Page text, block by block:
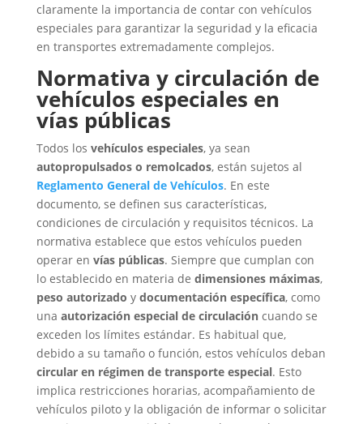
claramente la importancia de contar con vehículos
especiales para garantizar la seguridad y la eficacia
en transportes extremadamente complejos.
Normativa y circulación de
vehículos especiales en
vías públicas
Todos los vehículos especiales, ya sean
autopropulsados o remolcados, están sujetos al
Reglamento General de Vehículos. En este
documento, se definen sus características,
condiciones de circulación y requisitos técnicos. La
normativa establece que estos vehículos pueden
operar en vías públicas. Siempre que cumplan con
lo establecido en materia de dimensiones máximas,
peso autorizado y documentación específica, como
una autorización especial de circulacióncuando se
exceden los límites estándar. Es habitual que,
debido a su tamaño o función, estos vehículos deban
circular en régimen de transporte especial. Esto
implica restricciones horarias, acompañamiento de
vehículos piloto y la obligación de informar o solicitar